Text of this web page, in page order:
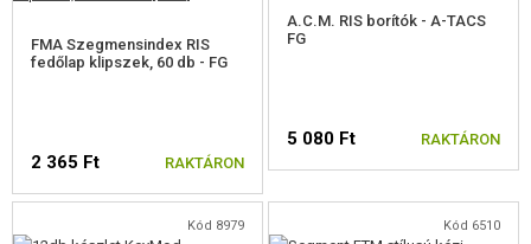
HORDSZÍJAK
PÓTALKATRÉSZEK FEGYVEREKHEZ
FEGYVER JAVÍTÁS ÉS KARBANTARTÁS
FMA Szegmensindex RIS
fedőlap klipszek, 60 db - FG
2 365 Ft RAKTÁRON
A.C.M. RIS borítók - A-TACS
FG
5 080 Ft RAKTÁRON
Kód 8979 Kód 6510